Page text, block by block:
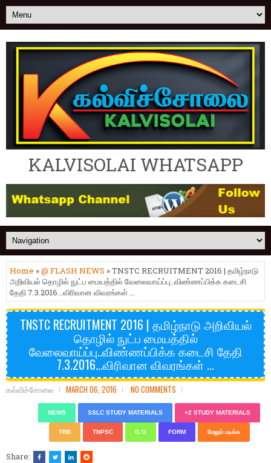
KALVISOLAI WHATSAPP
Home »@ FLASH NEWS » TNSTC RECRUITMENT 2016 | தமிழ்நாடு
அறிவியல் தொழில் நுட்ப மையத்தில் வேலைவாய்ப்பு..விண்ணப்பிக்க கடைசி
தேதி 7.3.2016...விரிவான விவரங்கள் ...
TNSTC RECRUITMENT 2016 | தமிழ்நாடு அறிவியல்
தொழில் நுட்ப மையத்தில்
வேலைவாய்ப்பு..விண்ணப்பிக்க கடைசி தேதி
7.3.2016...விரிவான விவரங்கள் ...
கல்விச்சோலை MARCH 06, 2016 NO COMMENTS
NEWS SSLC STUDY MATERIALS +2 STUDY MATERIALS
TRB TNPSC G.O FORM மேலும் படிக்க
Share: